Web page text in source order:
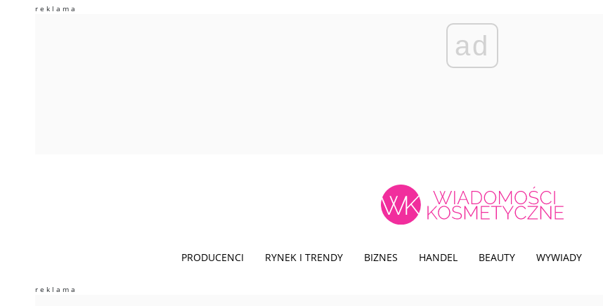
ad
PRODUCENCI RYNEK I TRENDY BIZNES HANDEL BEAUTY WYWIADY